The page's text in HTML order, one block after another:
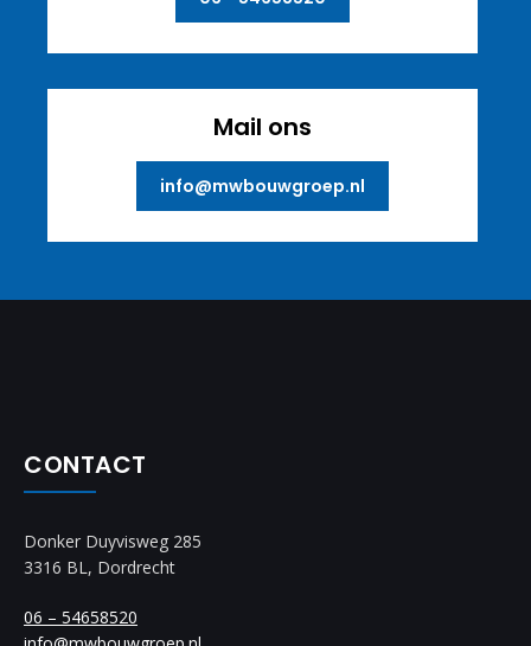
Mail ons
info@mwbouwgroep.nl
CONTACT
Donker Duyvisweg 285
3316 BL, Dordrecht
06 – 54658520